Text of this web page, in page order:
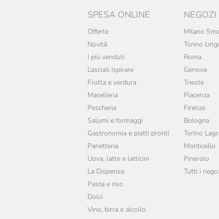
Terre Del Castelmagno
SPESA ONLINE
Offerte
Novità
I più venduti
Lasciati ispirare
Frutta e verdura
Macelleria
Pescheria
Salumi e formaggi
Gastronomia e piatti pronti
Panetteria
Uova, latte e latticini
La Dispensa
Pasta e riso
Dolci
Vino, birra e alcolici
NEGOZI
Milano
Torino
Roma
Genova
Trieste
Piacenza
Firenze
Bologna
Torino
Monticello
Pinerolo
Tutti i